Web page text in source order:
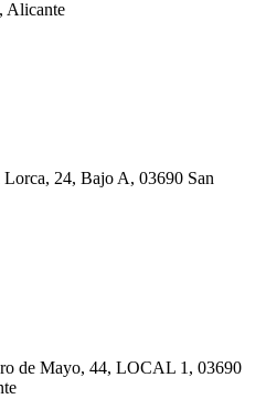
Alicante
24, Bajo A, 03690 San
de Mayo, 44, LOCAL 1, 03690